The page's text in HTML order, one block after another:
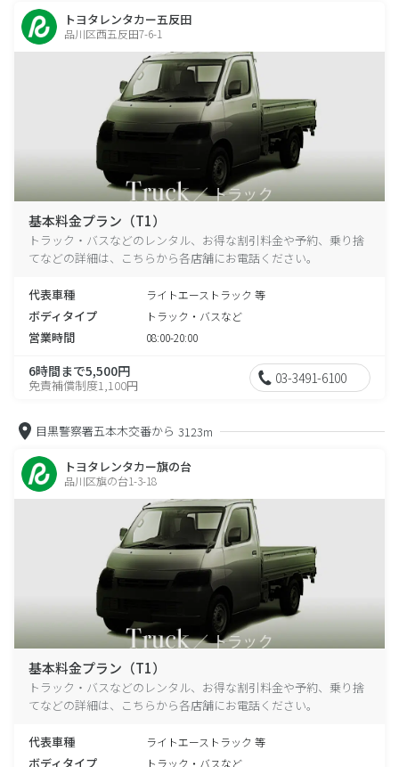
トヨタレンタカー五反田
品川区西五反田7-6-1
基本料金プラン（T1）
トラック・バスなどのレンタル、お得な割引料金や予約、乗り捨
てなどの詳細は、こちらから各店舗にお電話ください。
代表車種 ライトエーストラック 等
ボディタイプ トラック・バスなど
営業時間 08:00-20:00
6時間まで5,500円
免責補償制度1,100円 03-3491-6100
目黒警察署五本木交番から 3123m
トヨタレンタカー旗の台
品川区旗の台1-3-18
基本料金プラン（T1）
トラック・バスなどのレンタル、お得な割引料金や予約、乗り捨
てなどの詳細は、こちらから各店舗にお電話ください。
代表車種 ライトエーストラック 等
ボディタイプ トラック・バスなど